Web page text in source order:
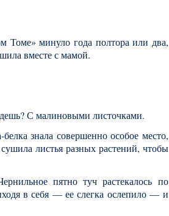
Томе» минуло года полтора или два,
вместе с мамой.
С малиновыми листочками.
знала совершенно особое место,
листья разных растений, чтобы
пятно туч растекалось по
в себя — ее слегка ослепило — и